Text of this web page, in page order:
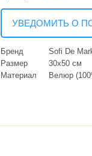
УВЕДОМИТЬ О
Бренд
Sofi De
Размер
30х50 см
Материал
Велюр